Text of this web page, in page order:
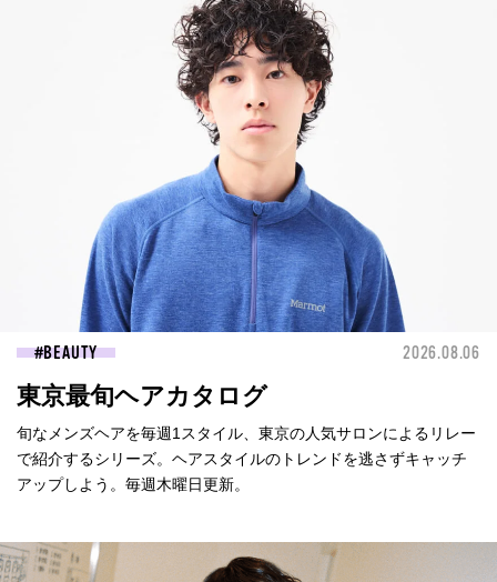
BEAUTY 2026.08.06
東京最旬ヘアカタログ
旬なメンズヘアを毎週1スタイル、東京の人気サロンによるリレー
で紹介するシリーズ。ヘアスタイルのトレンドを逃さずキャッチ
アップしよう。毎週木曜日更新。